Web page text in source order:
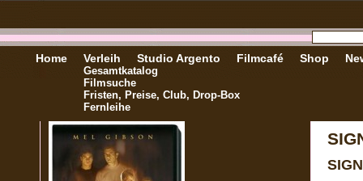
Home Verleih
Gesamtkatalog
Filmsuche
Fristen, Preise, Club, Drop-Box
Fernleihe
Studio Argento Filmcafé Shop